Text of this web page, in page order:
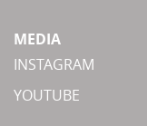
MEDIA
INSTAGRAM
YOUTUBE